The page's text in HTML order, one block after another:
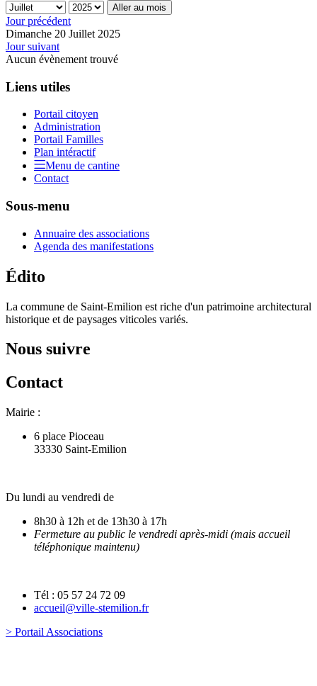
Aller au mois
Jour précédent
Dimanche 20 Juillet 2025
Jour suivant
Aucun évènement trouvé
Liens utiles
Portail citoyen
Administration
Portail Familles
Plan intéractif
Menu de cantine
Contact
Sous-menu
Annuaire des associations
Agenda des manifestations
Édito
La commune de Saint-Emilion est riche d'un patrimoine architectural
historique et de paysages viticoles variés.
Nous suivre
Contact
Mairie :
6 place Pioceau
33330 Saint-Emilion
Du lundi au vendredi de
8h30 à 12h et de 13h30 à 17h
Fermeture au public le vendredi après-midi (mais accueil
téléphonique maintenu)
Tél : 05 57 24 72 09
accueil@ville-stemilion.fr
> Portail Associations